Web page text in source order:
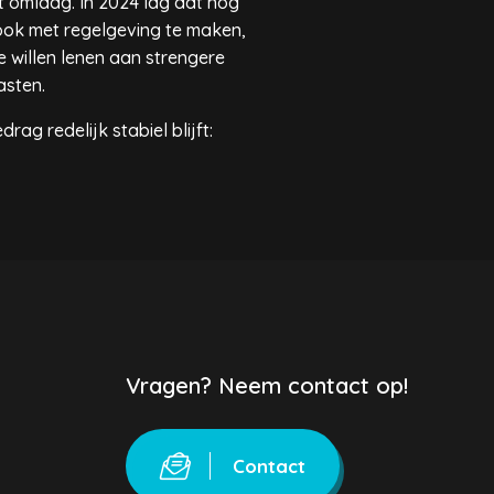
met regelgeving te maken,
willen lenen aan strengere
redelijk stabiel blijft:
Vragen? Neem contact op!
Contact